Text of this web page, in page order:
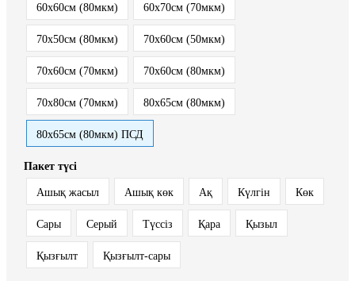
60x60см (80мкм) 60x70см (70мкм)
70x50см (80мкм) 70x60см (50мкм)
70x60см (70мкм) 70x60см (80мкм)
70x80см (70мкм) 80x65см (80мкм)
80x65см (80мкм) ПСД
Пакет түсі
Ашық жасыл Ашық көк Ақ Күлгін Көк
Сары Серый Түссіз Қара Қызыл
Қызғылт Қызғылт-сары